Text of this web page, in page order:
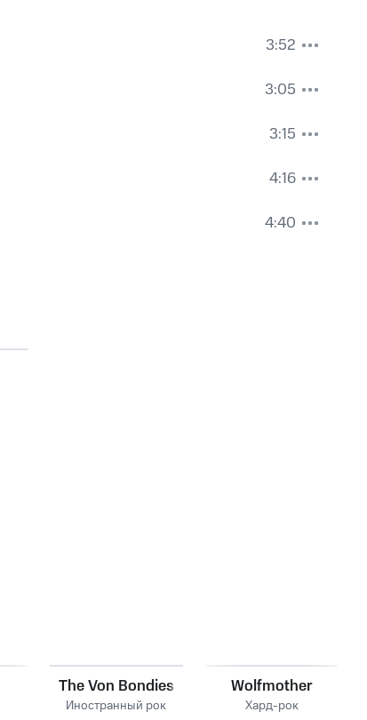
3:52
3:05
3:15
4:16
4:40
The Von Bondies
Иностранный рок
Wolfmother
Хард-рок